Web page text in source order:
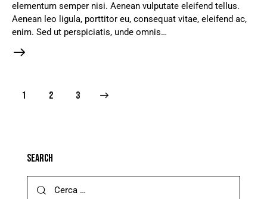
elementum semper nisi. Aenean vulputate eleifend tellus.
Aenean leo ligula, porttitor eu, consequat vitae, eleifend ac,
enim. Sed ut perspiciatis, unde omnis…
1 2 3
SEARCH